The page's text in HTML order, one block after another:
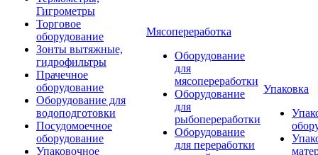
Гигрометры
Торговое
оборудование
Зонты вытяжные,
гидрофильтры
Прачечное
оборудование
Оборудование для
водоподготовки
Посудомоечное
оборудование
Упаковочное
Мясопереработка
Оборудование
для
мясопереработки
Оборудование
для
рыбопереработки
Оборудование
для переработки
Упаковка